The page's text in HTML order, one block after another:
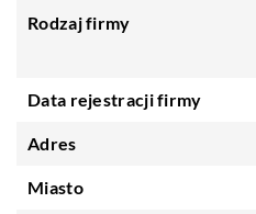
Rodzaj firmy
Data rejestracji firmy
Adres
Miasto